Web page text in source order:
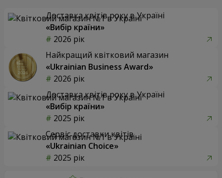
Доставка квітів року в Україні
«Вибір країни»
2026 рік
Найкращий квітковий магазин
«Ukrainian Business Award»
2026 рік
Доставка квітів року в Україні
«Вибір країни»
2025 рік
Сервіс доставки квітів
«Ukrainian Choice»
2025 рік